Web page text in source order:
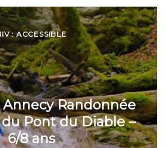
: ACCESSIBLE
Randonnée
Pont du Diable –
6/8 ans